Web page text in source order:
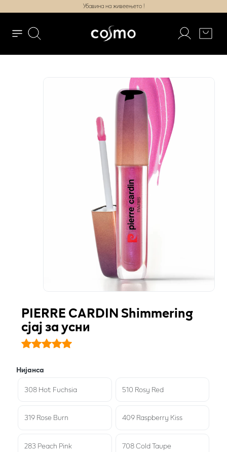
Убавина на живеењето !
PIERRE CARDIN Shimmering
сјај за усни
Нијанса
308 Hot Fuchsia
510 Rosy Red
319 Rose Burn 409 Raspberry Kiss
283 Peach Pink 708 Cold Taupe